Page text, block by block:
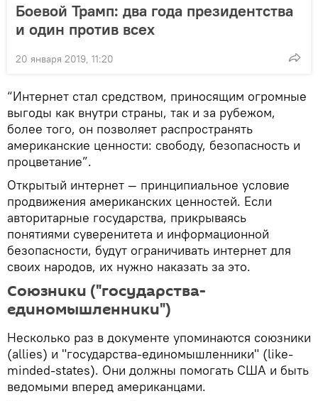
Боевой Трамп: два года президентства
и один против всех
20 января 2019, 11:20
“Интернет стал средством, приносящим огромные
выгоды как внутри страны, так и за рубежом,
более того, он позволяет распространять
американские ценности: свободу, безопасность и
процветание”.
Открытый интернет — принципиальное условие
продвижения американских ценностей. Если
авторитарные государства, прикрываясь
понятиями суверенитета и информационной
безопасности, будут ограничивать интернет для
своих народов, их нужно наказать за это.
Союзники ("государства-
единомышленники")
Несколько раз в документе упоминаются союзники
(allies) и "государства-единомышленники" (like-
minded-states). Они должны помогать США и быть
ведомыми вперед американцами.